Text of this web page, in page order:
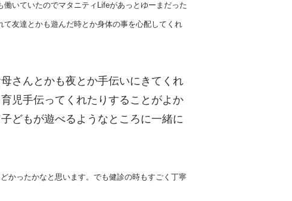
いていたのでマタニティLifeがあっとゆーまだった
友達とかも遊んだ時とか身体の事を心配してくれ
さんとかも夜とか手伝いにきてくれ
児手伝ってくれたりすることがよか
どもが遊べるようなところに一緒に
かったかなと思います。でも健診の時もすごく丁寧